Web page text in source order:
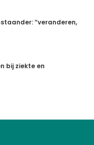
“veranderen,
bij ziekte en